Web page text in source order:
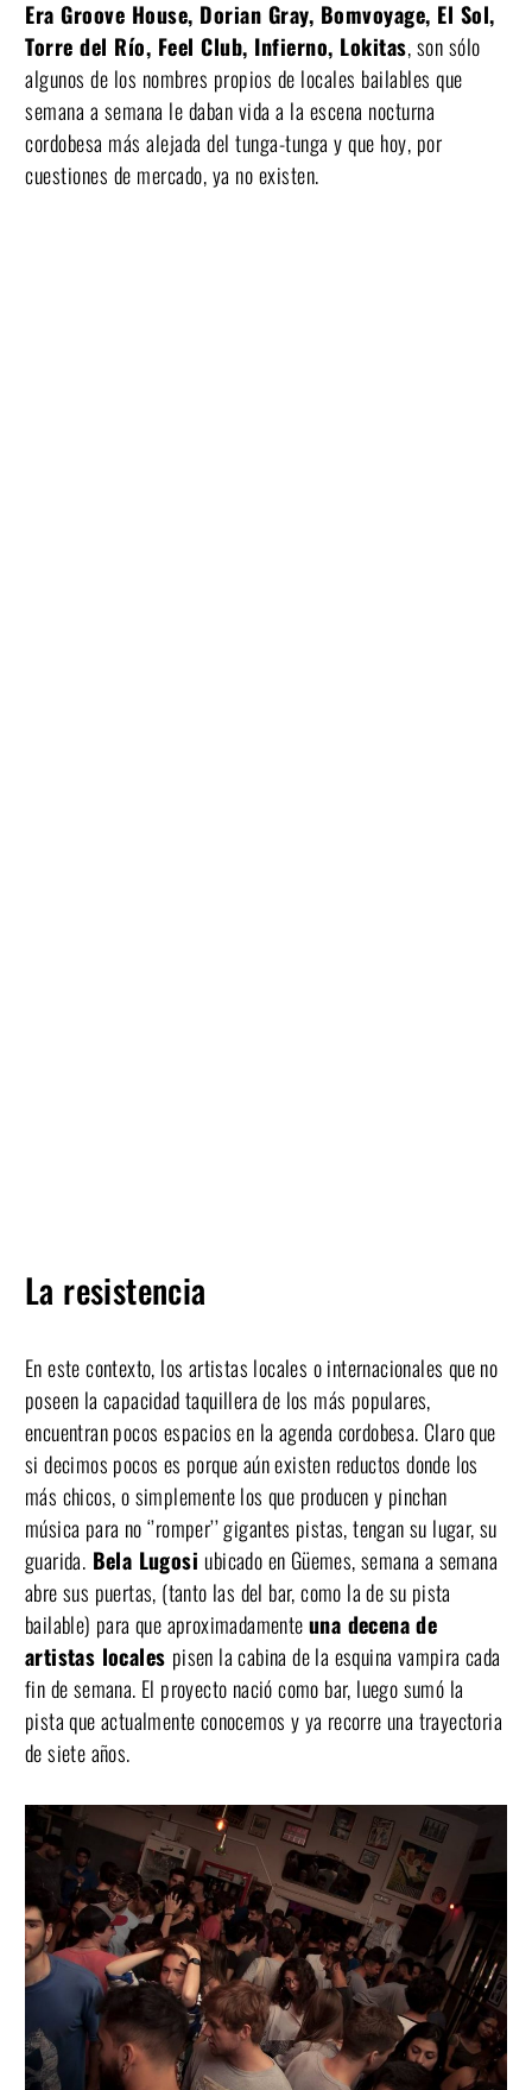
Era Groove House, Dorian Gray, Bomvoyage, El Sol,
Torre del Río, Feel Club, Infierno, Lokitas, son sólo
algunos de los nombres propios de locales bailables que
semana a semana le daban vida a la escena nocturna
cordobesa más alejada del tunga-tunga y que hoy, por
cuestiones de mercado, ya no existen.
La resistencia
En este contexto, los artistas locales o internacionales que no
poseen la capacidad taquillera de los más populares,
encuentran pocos espacios en la agenda cordobesa. Claro que
si decimos pocos es porque aún existen reductos donde los
más chicos, o simplemente los que producen y pinchan
música para no ‘’romper’’ gigantes pistas, tengan su lugar, su
guarida. Bela Lugosi ubicado en Güemes, semana a semana
abre sus puertas, (tanto las del bar, como la de su pista
bailable) para que aproximadamenteuna decena de
artistas locales pisen la cabina de la esquina vampira cada
fin de semana. El proyecto nació como bar, luego sumó la
pista que actualmente conocemos y ya recorre una trayectoria
de siete años.